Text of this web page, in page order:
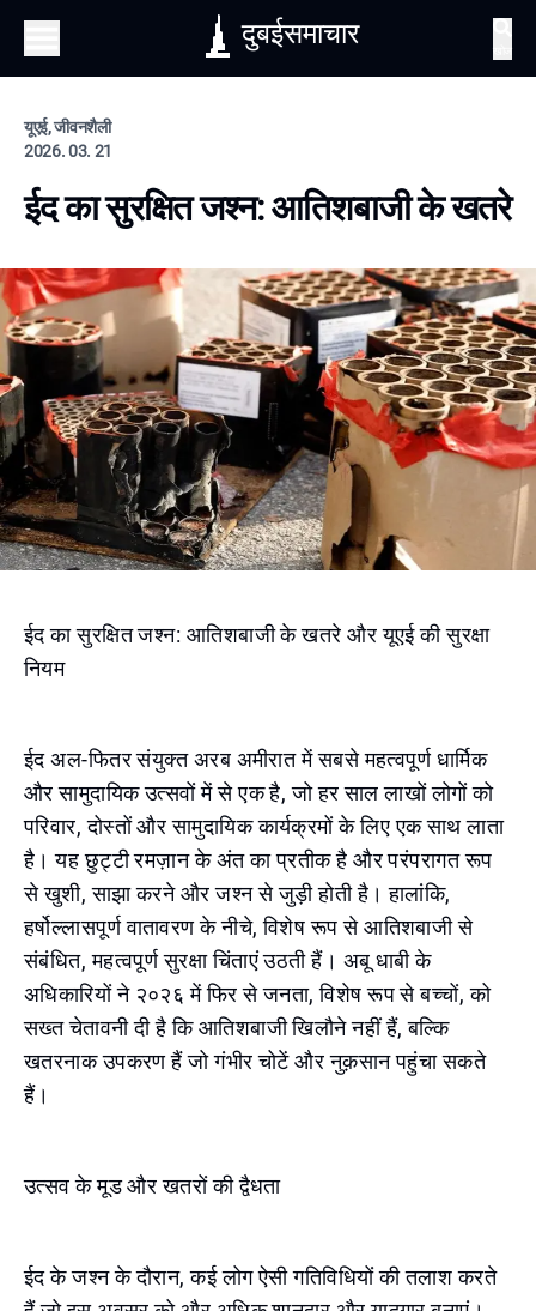
दुबईसमाचार
यूएई, जीवनशैली
2026. 03. 21
ईद का सुरक्षित जश्न: आतिशबाजी के खतरे
ईद का सुरक्षित जश्न: आतिशबाजी के खतरे और यूएई की सुरक्षा
नियम
ईद अल-फितर संयुक्त अरब अमीरात में सबसे महत्वपूर्ण धार्मिक
और सामुदायिक उत्सवों में से एक है, जो हर साल लाखों लोगों को
परिवार, दोस्तों और सामुदायिक कार्यक्रमों के लिए एक साथ लाता
है। यह छुट्टी रमज़ान के अंत का प्रतीक है और परंपरागत रूप
से खुशी, साझा करने और जश्न से जुड़ी होती है। हालांकि,
हर्षोल्लासपूर्ण वातावरण के नीचे, विशेष रूप से आतिशबाजी से
संबंधित, महत्वपूर्ण सुरक्षा चिंताएं उठती हैं। अबू धाबी के
अधिकारियों ने २०२६ में फिर से जनता, विशेष रूप से बच्चों, को
सख्त चेतावनी दी है कि आतिशबाजी खिलौने नहीं हैं, बल्कि
खतरनाक उपकरण हैं जो गंभीर चोटें और नुक़सान पहुंचा सकते
हैं।
उत्सव के मूड और खतरों की द्वैधता
ईद के जश्न के दौरान, कई लोग ऐसी गतिविधियों की तलाश करते